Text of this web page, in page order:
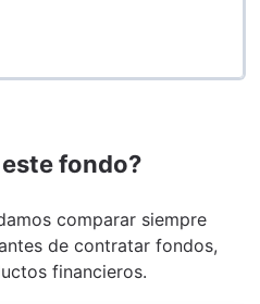
fondo?
comparar siempre
de contratar fondos,
financieros.